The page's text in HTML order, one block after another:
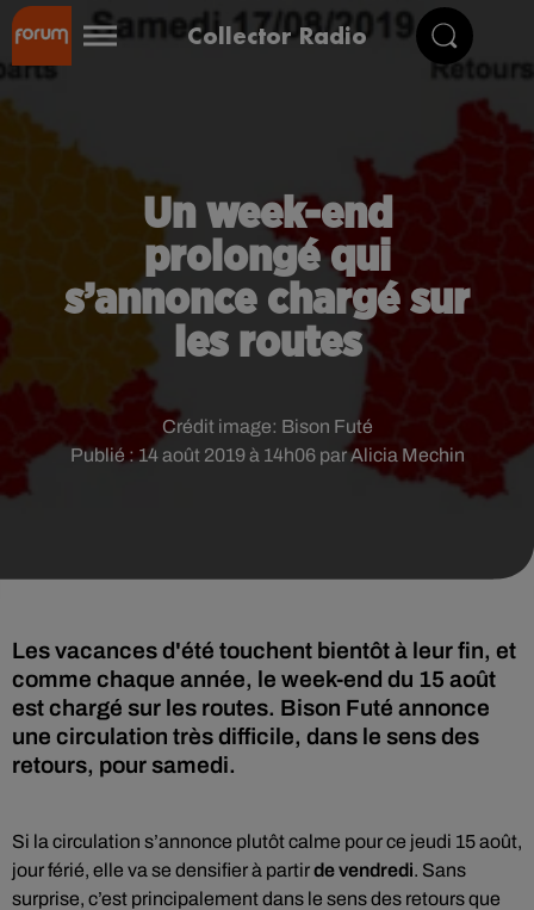
Collector Radio
Un week-end
prolongé qui
s’annonce chargé sur
les routes
Publié : 14 août 2019 à 14h06 par Alicia Mechin
Crédit image: Bison Futé
Les vacances d'été touchent bientôt à leur fin, et
comme chaque année, le week-end du 15 août
est chargé sur les routes. Bison Futé annonce
une circulation très difficile, dans le sens des
retours, pour samedi.
Si la circulation s’annonce plutôt calme pour ce jeudi 15 août,
jour férié, elle va se densifier à partirde vendredi. Sans
surprise, c’est principalement dans le sens des retours que